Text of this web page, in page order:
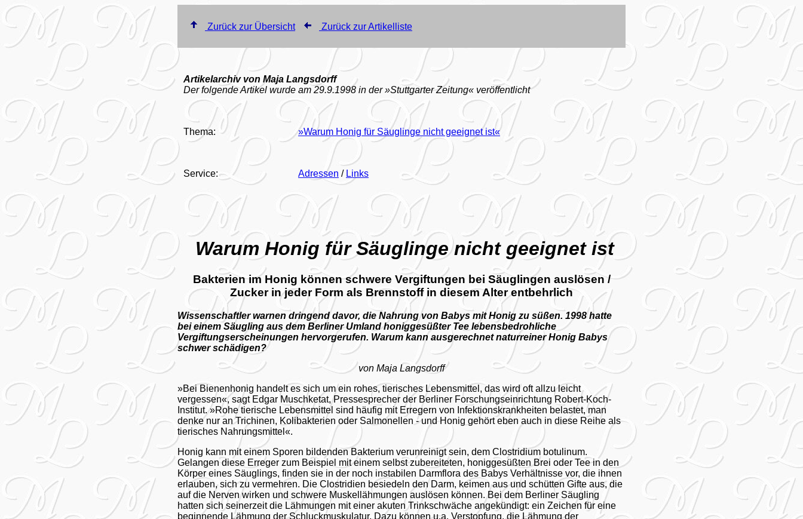
Zurück zur Übersicht Zurück zur Artikelliste
Artikelarchiv von Maja Langsdorff
Der folgende Artikel wurde am 29.9.1998 in der »Stuttgarter Zeitung« veröffentlicht
Thema: »Warum Honig für Säuglinge nicht geeignet ist«
Service: Adressen / Links
Warum Honig für Säuglinge nicht geeignet ist
Bakterien im Honig können schwere Vergiftungen bei Säuglingen auslösen /
Zucker in jeder Form als Brennstoff in diesem Alter entbehrlich
Wissenschaftler warnen dringend davor, die Nahrung von Babys mit Honig zu süßen. 1998 hatte
bei einem Säugling aus dem Berliner Umland honiggesüßter Tee lebensbedrohliche
Vergiftungserscheinungen hervorgerufen. Warum kann ausgerechnet naturreiner Honig Babys
schwer schädigen?
von Maja Langsdorff
»Bei Bienenhonig handelt es sich um ein rohes, tierisches Lebensmittel, das wird oft allzu leicht
vergessen«, sagt Edgar Muschketat, Pressesprecher der Berliner Forschungseinrichtung Robert-Koch-
Institut. »Rohe tierische Lebensmittel sind häufig mit Erregern von Infektionskrankheiten belastet, man
denke nur an Trichinen, Kolibakterien oder Salmonellen - und Honig gehört eben auch in diese Reihe als
tierisches Nahrungsmittel«.
Honig kann mit einem Sporen bildenden Bakterium verunreinigt sein, dem Clostridium botulinum.
Gelangen diese Erreger zum Beispiel mit einem selbst zubereiteten, honiggesüßten Brei oder Tee in den
Körper eines Säuglings, finden sie in der noch instabilen Darmflora des Babys Verhältnisse vor, die ihnen
erlauben, sich zu vermehren. Die Clostridien besiedeln den Darm, keimen aus und schütten Gifte aus, die
auf die Nerven wirken und schwere Muskellähmungen auslösen können. Bei dem Berliner Säugling
hatten sich seinerzeit die Lähmungen mit einer akuten Trinkschwäche angekündigt: ein Zeichen für eine
beginnende Lähmung der Schluckmuskulatur. Dazu können u.a. Verstopfung, die Lähmung der